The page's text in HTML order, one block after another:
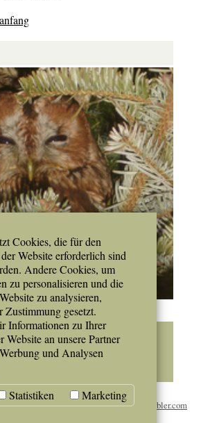
Cookies, die für den
Website erforderlich sind
Andere Cookies, um
zu personalisieren und die
zu analysieren,
gesetzt.
Informationen zu Ihrer
Website an unsere Partner
und Analysen
Statistiken Marketing
in der aktuellen Ansicht.
www.koerbler.com